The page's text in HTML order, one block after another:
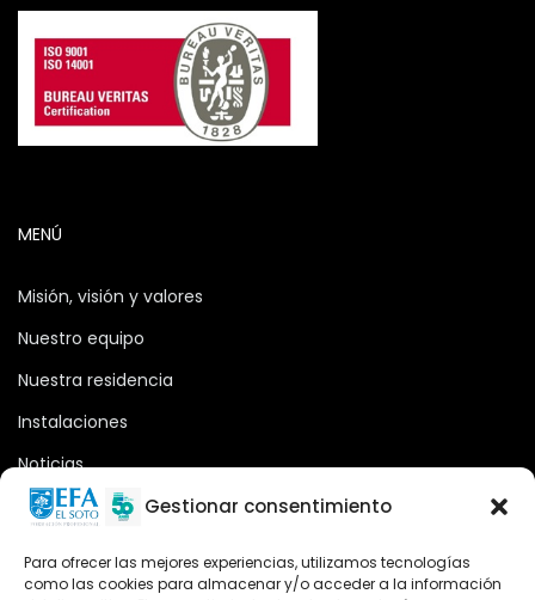
Gestionar consentimiento
Para ofrecer las mejores experiencias, utilizamos tecnologías
como las cookies para almacenar y/o acceder a la información
MENÚ
Misión, visión y valores
Nuestro equipo
Nuestra residencia
Instalaciones
Noticias
Oferta formativa
Plataforma 2.0